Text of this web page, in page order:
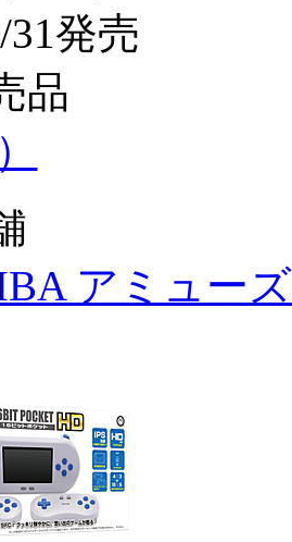
31発売
品
アミュー